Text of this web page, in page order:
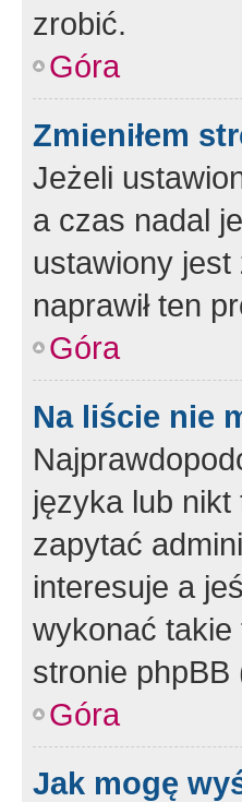
zrobić.
Góra
Zmieniłem
Jeżeli
a czas nadal
ustawiony
naprawił ten
Góra
Na liście nie
języka lub nikt
zapytać
interesuje a
wykonać takie
stronie
Góra
Jak mogę